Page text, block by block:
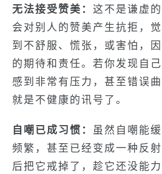
无法接受赞美： 这不是谦虚
会对别人的赞美产生抗拒，
到不舒服、慌张，或害怕，
的期待和责任。若你发现自
感到非常有压力，甚至错误
就是不健康的讯号了。
自嘲已成习惯： 虽然自嘲能
频繁，甚至已经变成一种反
后把它戒掉了，趁它还没能